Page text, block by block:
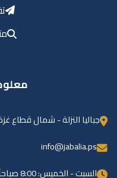
جباليا النزلة - شمال قطاع
info@jabalia.ps
السبت - الخميس: 8:00 صباحاً - 3:00 مساءً